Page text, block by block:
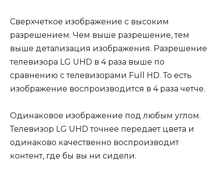
Сверхчеткое изображение с высоким
разрешением. Чем выше разрешение, тем
выше детализация изображения. Разрешение
телевизора LG UHD в 4 раза выше по
сравнению с телевизорами Full HD. То есть
изображение воспроизводится в 4 раза четче.
Одинаковое изображение под любым углом.
Телевизор LG UHD точнее передает цвета и
одинаково качественно воспроизводит
контент, где бы вы ни сидели.